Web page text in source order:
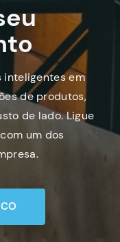
inteligentes em
de produtos,
de lado. Ligue
um dos